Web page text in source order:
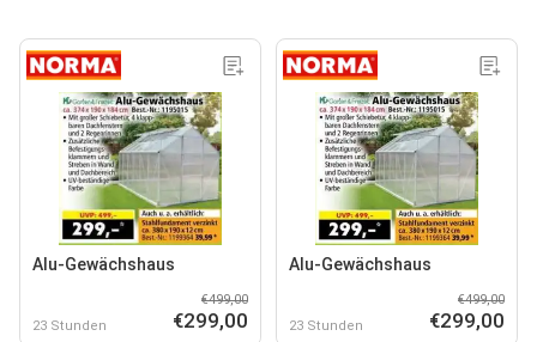
Alu-Gewächshaus
23 Stunden
€499,00
€299,00
Alu-Gewächshaus
23 Stunden
€499,00
€299,00